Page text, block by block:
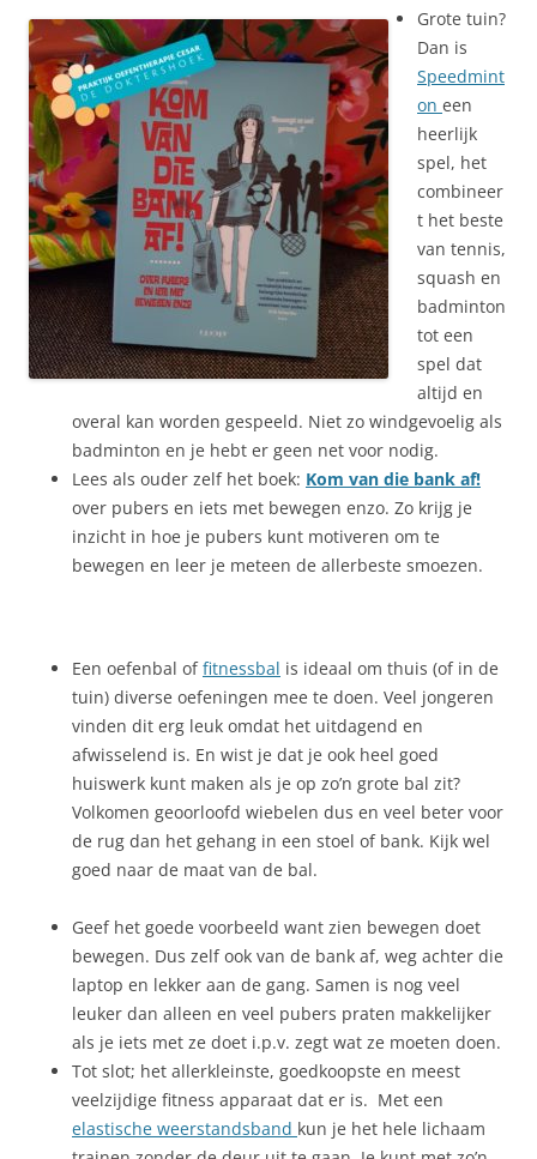
Grote tuin?
Dan is
Speedmint
on een
heerlijk
spel, het
combineer
t het beste
van tennis,
squash en
badminton
tot een
spel dat
altijd en
overal kan worden gespeeld. Niet zo windgevoelig als
badminton en je hebt er geen net voor nodig.
Lees als ouder zelf het boek: Kom van die bank af!
over pubers en iets met bewegen enzo. Zo krijg je
inzicht in hoe je pubers kunt motiveren om te
bewegen en leer je meteen de allerbeste smoezen.
Een oefenbal offitnessbal is ideaal om thuis (of in de
tuin) diverse oefeningen mee te doen. Veel jongeren
vinden dit erg leuk omdat het uitdagend en
afwisselend is. En wist je dat je ook heel goed
huiswerk kunt maken als je op zo’n grote bal zit?
Volkomen geoorloofd wiebelen dus en veel beter voor
de rug dan het gehang in een stoel of bank. Kijk wel
goed naar de maat van de bal.
Geef het goede voorbeeld want zien bewegen doet
bewegen. Dus zelf ook van de bank af, weg achter die
laptop en lekker aan de gang. Samen is nog veel
leuker dan alleen en veel pubers praten makkelijker
als je iets met ze doet i.p.v. zegt wat ze moeten doen.
Tot slot; het allerkleinste, goedkoopste en meest
veelzijdige fitness apparaat dat er is. Met een
elastische weerstandsband kun je het hele lichaam